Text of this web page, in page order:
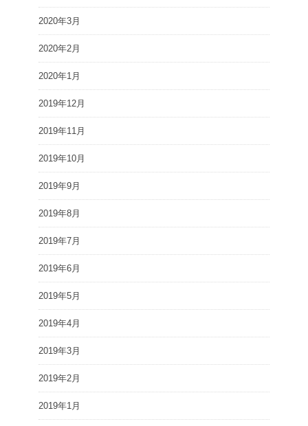
2020年3月
2020年2月
2020年1月
2019年12月
2019年11月
2019年10月
2019年9月
2019年8月
2019年7月
2019年6月
2019年5月
2019年4月
2019年3月
2019年2月
2019年1月